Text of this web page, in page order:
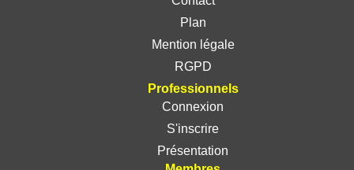
Plan
Mention légale
RGPD
Professionnels
Connexion
S'inscrire
Présentation